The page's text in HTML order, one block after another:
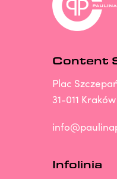
Content
Plac
31-011 Kraków
Infolinia